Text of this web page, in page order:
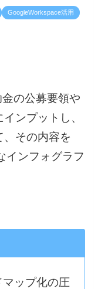
GoogleWorkspace活用
の公募要領や
ンプットし、
その内容を
インフォグラフ
ップ化の圧